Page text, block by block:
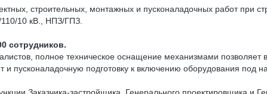
строительных, монтажных и пусконаладочных работ при
10 кВ., НПЗ/ГПЗ.
сотрудников.
полное техническое оснащение механизмами
и пусконаладочную подготовку к включению оборудования